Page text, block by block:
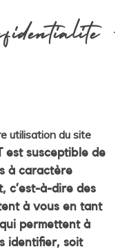
utilisation du site
est susceptible de
à caractère
c’est-à-dire des
à vous en tant
permettent à
identifier, soit